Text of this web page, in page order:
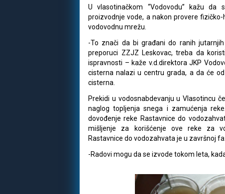
U vlasotinačkom “Vodovodu” kažu da
proizvodnje vode, a nakon provere
vodovodnu mrežu.
-To znači da bi građani do ranih
preporuci ZZJZ Leskovac, treba da
ispravnosti – kaže v.d.direktora JKP
cisterna nalazi u centru grada, a da će
cisterna.
Prekidi u vodosnabdevanju u Vlasotincu
naglog topljenja snega i zamućenja
dovođenje reke Rastavnice do
mišljenje za korišćenje ove reke za
Rastavnice do vodozahvata je u završnoj
-Radovi mogu da se izvode tokom leta,